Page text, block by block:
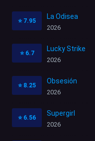
⭐ 7.95
La Odisea
2026
⭐ 6.7
Lucky Strike
2026
⭐ 8.25
Obsesión
2026
⭐ 6.56
Supergirl
2026